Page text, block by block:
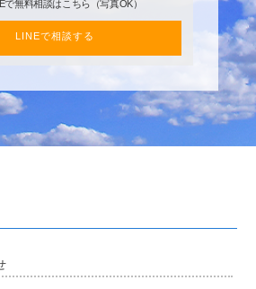
で無料相談はこちら（写真OK）
LINEで相談する